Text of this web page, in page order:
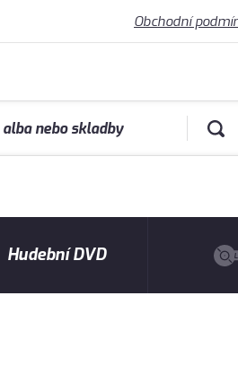
Obchodní
Hudební DVD